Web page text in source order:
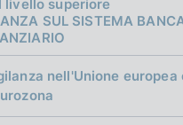
livello superiore
SUL SISTEMA
nell'Unione europea